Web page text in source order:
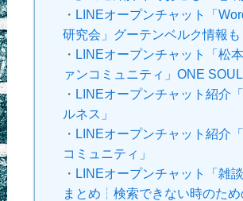
・ LINEオープンチャット「
研究会」グーテンベルク情報も
・ LINEオープンチャット「松
ァンコミュニティ」ONE SOUL
・ LINEオープンチャット紹介
ルネス」
・ LINEオープンチャット紹介
コミュニティ」
・ LINEオープンチャット「雑談
まとめ┆検索できない時のため